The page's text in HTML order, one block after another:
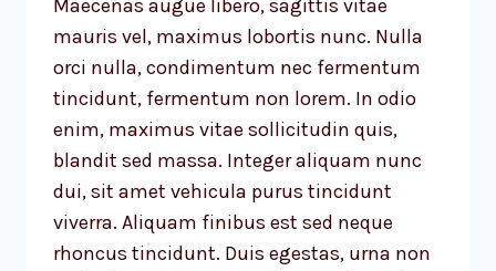
Maecenas augue libero, sagittis vitae
mauris vel, maximus lobortis nunc. Nulla
orci nulla, condimentum nec fermentum
tincidunt, fermentum non lorem. In odio
enim, maximus vitae sollicitudin quis,
blandit sed massa. Integer aliquam nunc
dui, sit amet vehicula purus tincidunt
viverra. Aliquam finibus est sed neque
rhoncus tincidunt. Duis egestas, urna non